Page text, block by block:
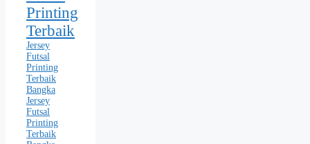
Printing
Terbaik
Jersey
Futsal
Printing
Terbaik
Bangka
Jersey
Futsal
Printing
Terbaik